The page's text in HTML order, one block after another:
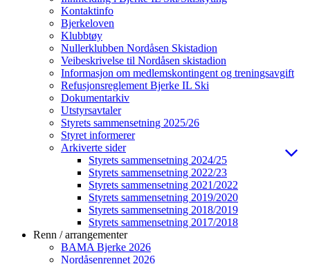
Kontaktinfo
Bjerkeloven
Klubbtøy
Nullerklubben Nordåsen Skistadion
Veibeskrivelse til Nordåsen skistadion
Informasjon om medlemskontingent og treningsavgift
Refusjonsreglement Bjerke IL Ski
Dokumentarkiv
Utstyrsavtaler
Styrets sammensetning 2025/26
Styret informerer
Arkiverte sider
Styrets sammensetning 2024/25
Styrets sammensetning 2022/23
Styrets sammensetning 2021/2022
Styrets sammensetning 2019/2020
Styrets sammensetning 2018/2019
Styrets sammensetning 2017/2018
Renn / arrangementer
BAMA Bjerke 2026
Nordåsenrennet 2026